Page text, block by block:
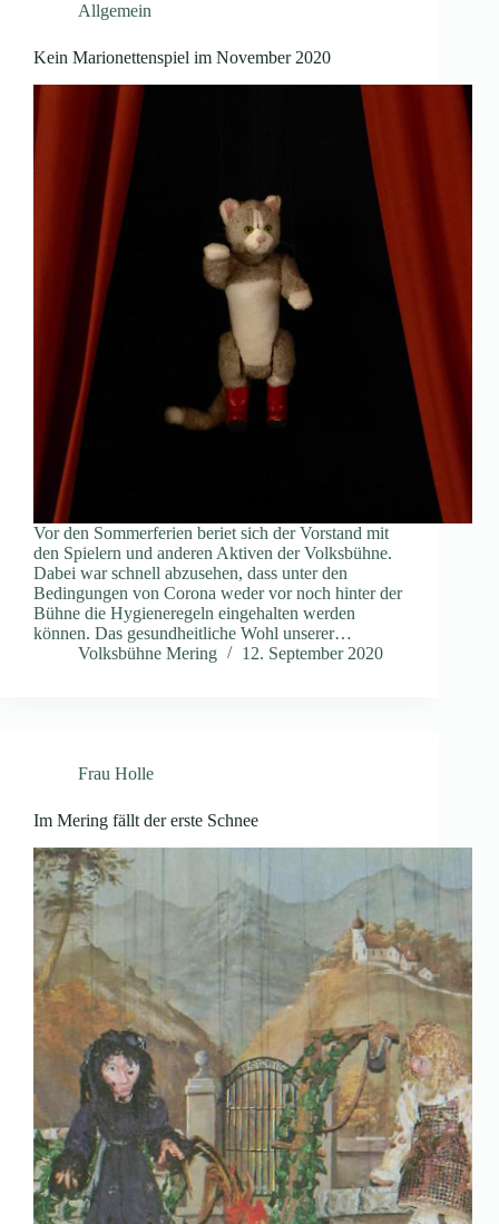
Allgemein
Kein Marionettenspiel im November 2020
Vor den Sommerferien beriet sich der Vorstand mit
den Spielern und anderen Aktiven der Volksbühne.
Dabei war schnell abzusehen, dass unter den
Bedingungen von Corona weder vor noch hinter der
Bühne die Hygieneregeln eingehalten werden
können. Das gesundheitliche Wohl unserer…
Volksbühne Mering
12. September 2020
Frau Holle
Im Mering fällt der erste Schnee